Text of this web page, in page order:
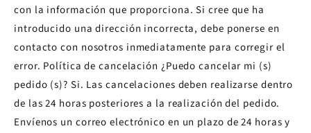
con la información que proporciona. Si cree que ha
introducido una dirección incorrecta, debe ponerse en
contacto con nosotros inmediatamente para corregir el
error. Política de cancelación ¿Puedo cancelar mi (s)
pedido (s)? Si. Las cancelaciones deben realizarse dentro
de las 24 horas posteriores a la realización del pedido.
Envíenos un correo electrónico en un plazo de 24 horas y